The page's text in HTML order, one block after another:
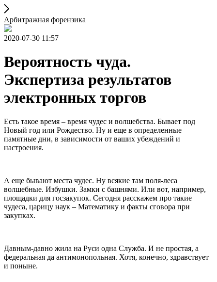
Арбитражная форензика
2020-07-30 11:57
Вероятность чуда.
Экспертиза результатов
электронных торгов
Есть такое время – время чудес и волшебства. Бывает под
Новый год или Рождество. Ну и еще в определенные
памятные дни, в зависимости от ваших убеждений и
настроения.
А еще бывают места чудес. Ну всякие там поля-леса
волшебные. Избушки. Замки с башнями. Или вот, например,
площадки для госзакупок. Сегодня расскажем про такие
чудеса, царицу наук – Математику и факты сговора при
закупках.
Давным-давно жила на Руси одна Служба. И не простая, а
федеральная да антимонопольная. Хотя, конечно, здравствует
и поныне.